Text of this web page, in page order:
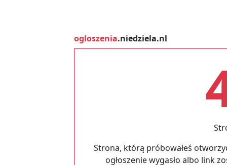
ogloszenia.niedziela.nl
Strona, którą próbowałeś
ogłoszenie wygasło albo link